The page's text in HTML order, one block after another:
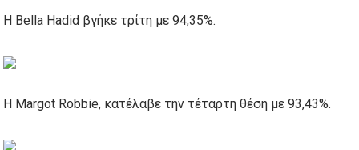
Η Bella Hadid βγήκε τρίτη με 94,35%.
Η Margot Robbie, κατέλαβε την τέταρτη θέση με 93,43%.